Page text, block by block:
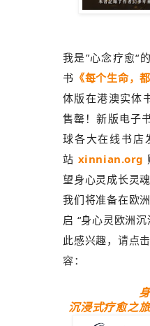
我是”心念疗愈“
书 《每个生命，
体版在港澳实体
售罄！新版电子
球各大在线书店
站 xinnian.org
望身心灵成长灵
我们将准备在欧
启 “身心灵欧洲
此感兴趣， 请点
容：
沉浸式疗愈之